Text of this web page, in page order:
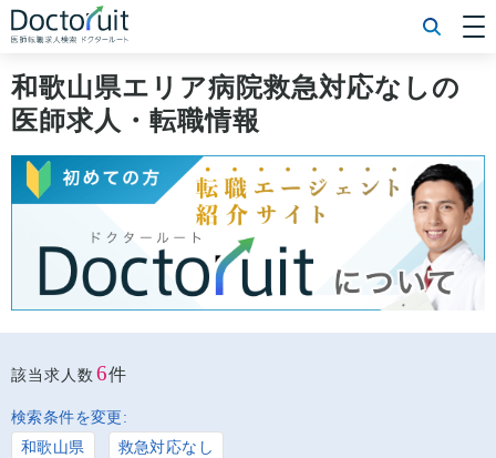
[常勤] 科目から探す
[常勤] 特徴から探す
[非常勤] エリアから探す
[非常勤] 科目から探す
Doctoruit医師転職特集
Doctoruitについて
運営者情報
プライバシーポリシー
和歌山県エリア病院救急対応なしの
医師求人・転職情報
該当求人数 6件
検索条件を変更:
和歌山県
救急対応なし